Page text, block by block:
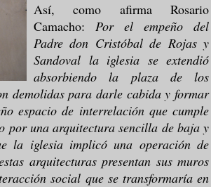
Así, como afirma Rosario
Camacho: Por el empeño del
Padre don Cristóbal de Rojas y
Sandoval la iglesia se extendió
absorbiendo la plaza de los
demolidas para darle cabida y formar
espacio de interrelación que cumple
por una arquitectura sencilla de baja y
la iglesia implicó una operación de
arquitecturas presentan sus muros
social que se transformaría en